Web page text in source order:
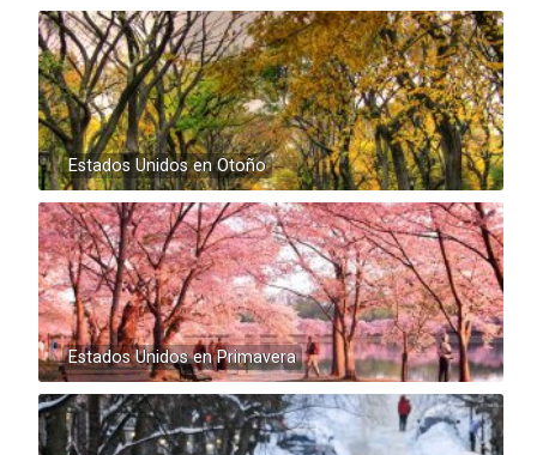
Estados Unidos en Otoño
Estados Unidos en Primavera